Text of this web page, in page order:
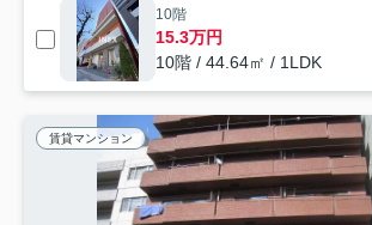
10階
15.3万円
10階 / 44.64㎡ / 1LDK
賃貸マンション